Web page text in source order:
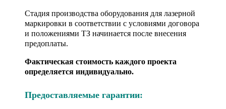
Стадия производства оборудования для лазерной
маркировки в соответствии с условиями договора
и положениями ТЗ начинается после внесения
предоплаты.
Фактическая стоимость каждого проекта
определяется индивидуально.
Предоставляемые гарантии: